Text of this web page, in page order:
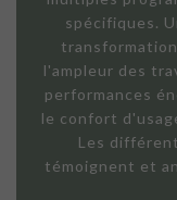
spécifiques.
l'ampleur des
performances
le confort
Les
témoignent et